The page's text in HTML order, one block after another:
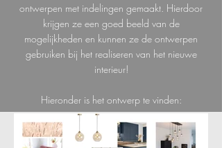
ontwerpen met indelingen gemaakt. Hierdoor
krijgen ze een goed beeld van de
mogelijkheden en kunnen ze de ontwerpen
gebruiken bij het realiseren van het nieuwe
interieur!
Hieronder is het ontwerp te vinden: